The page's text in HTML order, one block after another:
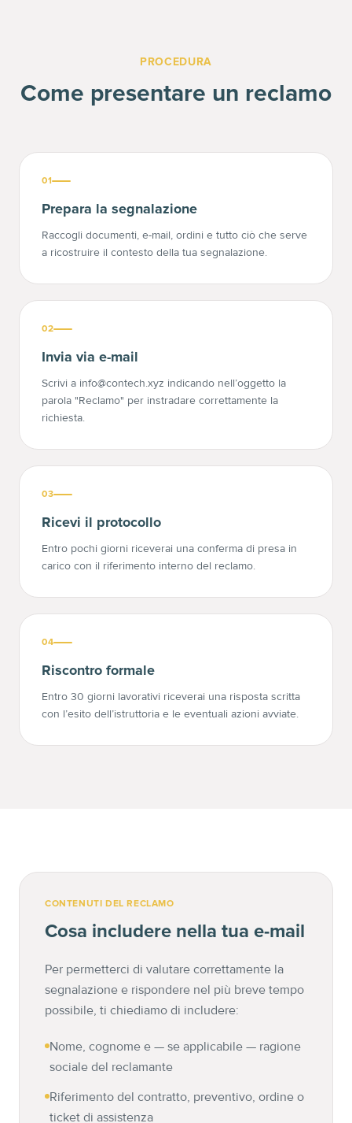
PROCEDURA
Come presentare un reclamo
01
Prepara la segnalazione
Raccogli documenti, e-mail, ordini e tutto ciò che serve
a ricostruire il contesto della tua segnalazione.
02
Invia via e-mail
Scrivi a info@contech.xyz indicando nell’oggetto la
parola "Reclamo" per instradare correttamente la
richiesta.
03
Ricevi il protocollo
Entro pochi giorni riceverai una conferma di presa in
carico con il riferimento interno del reclamo.
04
Riscontro formale
Entro 30 giorni lavorativi riceverai una risposta scritta
con l’esito dell’istruttoria e le eventuali azioni avviate.
CONTENUTI DEL RECLAMO
Cosa includere nella tua e-mail
Per permetterci di valutare correttamente la
segnalazione e rispondere nel più breve tempo
possibile, ti chiediamo di includere:
Nome, cognome e — se applicabile — ragione
sociale del reclamante
Riferimento del contratto, preventivo, ordine o
ticket di assistenza